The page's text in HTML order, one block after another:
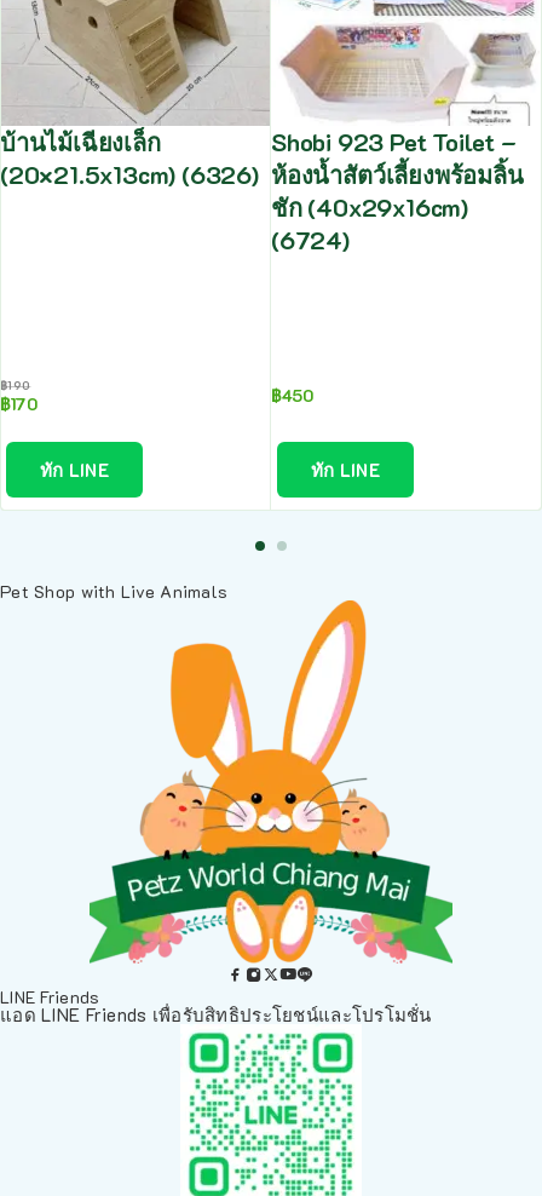
บ้านไม้เฉียงเล็ก
(20×21.5x13cm) (6326)
฿190
฿170
ทัก LINE
Shobi 923 Pet Toilet –
ห้องน้ำสัตว์เลี้ยงพร้อมลิ้น
ชัก (40x29x16cm)
(6724)
฿450
ทัก LINE
Pet Shop with Live Animals
LINE Friends
แอด LINE Friends เพื่อรับสิทธิประโยชน์และโปรโมชั่น